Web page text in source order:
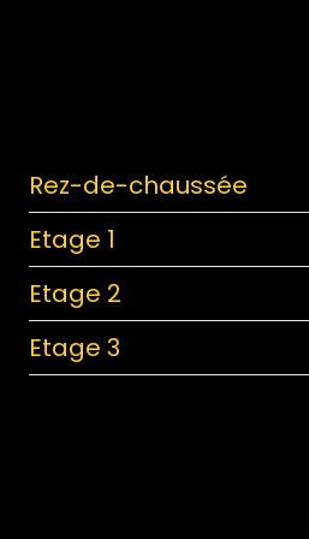
Rez-de-chaussée
entrée
Degagement
garage
Etage 1
salon/sejour
cuisine
Etage 2
Degagement
Etage 3